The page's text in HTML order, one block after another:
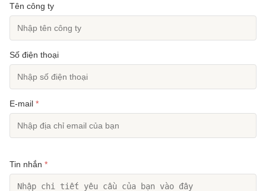
Tên công ty
Số điện thoại
E-mail *
Tin nhắn *